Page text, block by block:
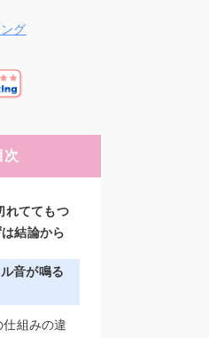
グ
次
れててもつ
結論から
音が鳴る
組みの違